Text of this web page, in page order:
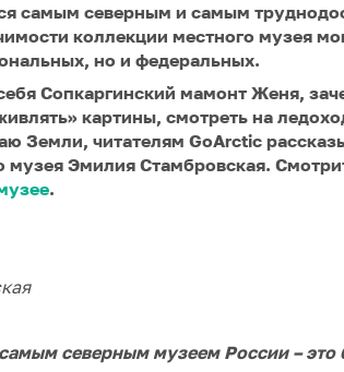
самым северным и самым
коллекции местного музея
но и федеральных.
Сопкаргинский мамонт Женя,
картины, смотреть на
Земли, читателям GoArctic
музея Эмилия Стамбровская.
.
северным музеем России –это